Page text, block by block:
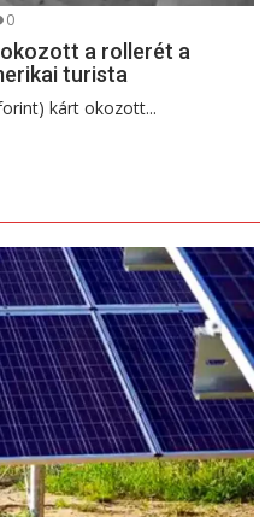
0
a rollerét a
turista
kárt okozott...